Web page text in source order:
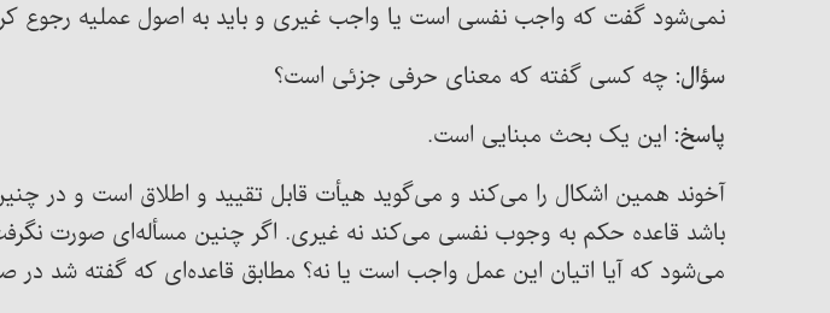
نمی‌شود گفت که واجب نفسی است یا واجب غیری و باید به اصول عملیه رجوع
سؤال: چه کسی گفته که معنای حرفی جزئی است؟
پاسخ: این یک بحث مبنایی است.
آخوند همین اشکال را می‌کند و می‌‌گوید هیأت قابل تقیید و اطلاق است و در
باشد قاعده حکم به وجوب نفسی می‌کند نه غیری. اگر چنین مسأله‌ای صورت
می‌شود که آیا اتیان این عمل واجب است یا نه؟ مطابق قاعده‌ای که گفته شد